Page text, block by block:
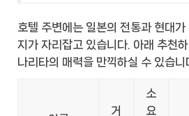
호텔 주변에는 일본의 전통과 현대
지가 자리잡고 있습니다. 아래 추천
나리타의 매력을 만끽하실 수 있습니
거
소
요